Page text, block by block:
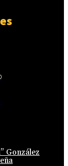
González